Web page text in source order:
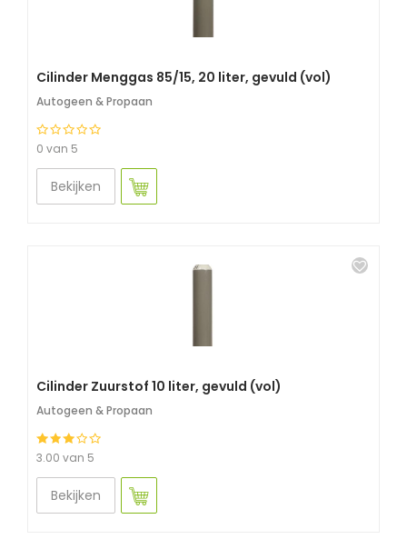
Cilinder Menggas 85/15, 20 liter, gevuld (vol)
Autogeen & Propaan
0 van 5
Bekijken
Cilinder Zuurstof 10 liter, gevuld (vol)
Autogeen & Propaan
3.00 van 5
Bekijken